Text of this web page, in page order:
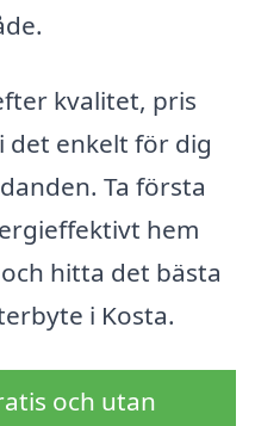
kvalitet, pris
det enkelt för dig
Ta första
hem
hitta det bästa
i Kosta.
och utan